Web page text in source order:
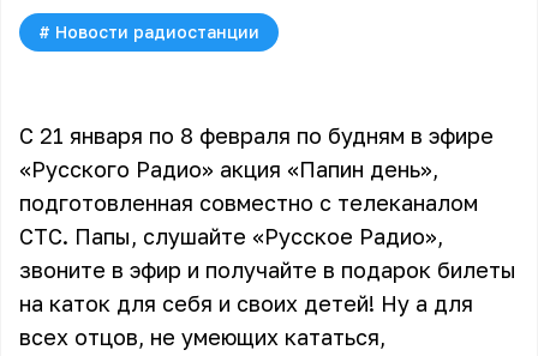
# Новости радиостанции
С 21 января по 8 февраля по будням в эфире
«Русского Радио» акция «Папин день»,
подготовленная совместно с телеканалом
СТС. Папы, слушайте «Русское Радио»,
звоните в эфир и получайте в подарок билеты
на каток для себя и своих детей! Ну а для
всех отцов, не умеющих кататься,